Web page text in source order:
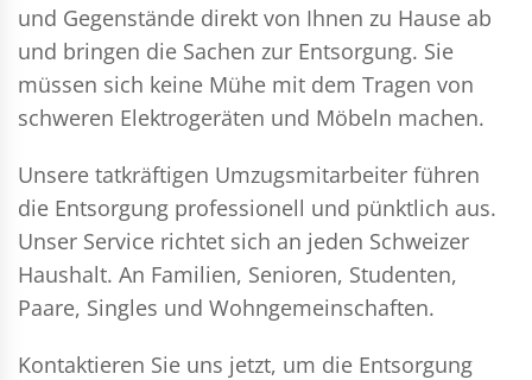
und Gegenstände direkt von Ihnen zu Hause ab
und bringen die Sachen zur Entsorgung. Sie
müssen sich keine Mühe mit dem Tragen von
schweren Elektrogeräten und Möbeln machen.
Unsere tatkräftigen Umzugsmitarbeiter führen
die Entsorgung professionell und pünktlich aus.
Unser Service richtet sich an jeden Schweizer
Haushalt. An Familien, Senioren, Studenten,
Paare, Singles und Wohngemeinschaften.
Kontaktieren Sie uns jetzt, um die Entsorgung